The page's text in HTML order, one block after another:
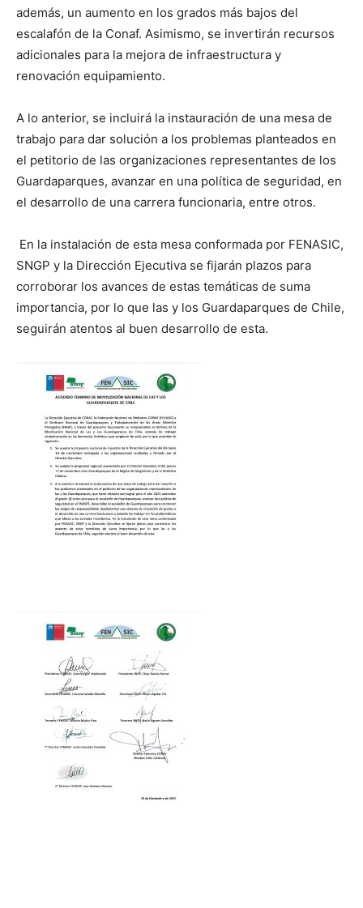
además, un aumento en los grados más bajos del
escalafón de la Conaf. Asimismo, se invertirán recursos
adicionales para la mejora de infraestructura y
renovación equipamiento.
A lo anterior, se incluirá la instauración de una mesa de
trabajo para dar solución a los problemas planteados en
el petitorio de las organizaciones representantes de los
Guardaparques, avanzar en una política de seguridad, en
el desarrollo de una carrera funcionaria, entre otros.
En la instalación de esta mesa conformada por FENASIC,
SNGP y la Dirección Ejecutiva se fijarán plazos para
corroborar los avances de estas temáticas de suma
importancia, por lo que las y los Guardaparques de Chile,
seguirán atentos al buen desarrollo de esta.